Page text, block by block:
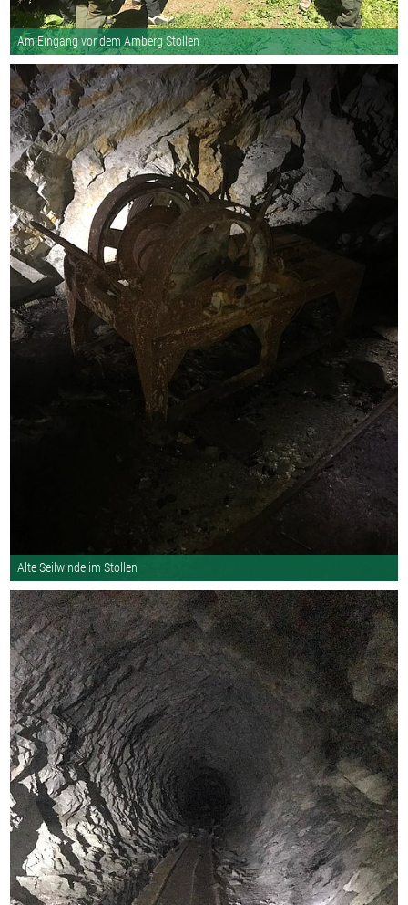
Am Eingang vor dem Amberg Stollen
Alte Seilwinde im Stollen